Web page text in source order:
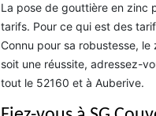
La pose de gouttière en zinc
tarifs. Pour ce qui est des
Connu pour sa robustesse,
soit une réussite, adressez-
tout le 52160 et à Auberive.